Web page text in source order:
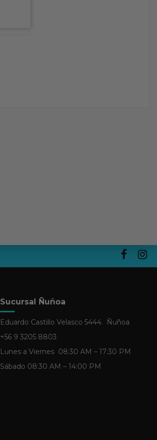
Sucursal Ñuñoa
Eduardo Castillo Velasco 5444. Ñuñoa
+56 9 3205 8803
Lunes a Viernes 08:30 AM – 17:30 PM
Sábado 08:30 AM – 14:00 PM